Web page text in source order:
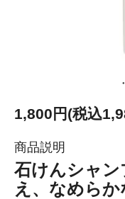
1,800円(税込
商品説明
石けんシャ
え、なめらか